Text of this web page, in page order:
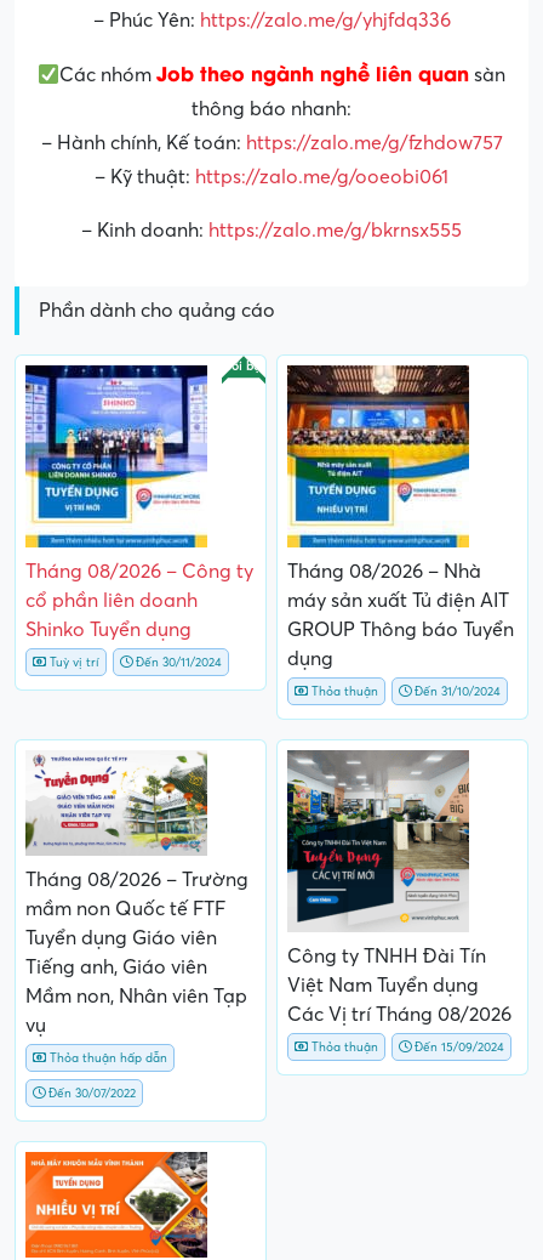
– Phúc Yên: https://zalo.me/g/yhjfdq336
Các nhómJob theo ngành nghề liên quan sàn
thông báo nhanh:
– Hành chính, Kế toán: https://zalo.me/g/fzhdow757
– Kỹ thuật: https://zalo.me/g/ooeobi061
– Kinh doanh: https://zalo.me/g/bkrnsx555
Phần dành cho quảng cáo
Nổi bật
Tháng 08/2026 – Công ty
cổ phần liên doanh
Shinko Tuyển dụng
Tuỳ vị trí Đến 30/11/2024
Tháng 08/2026 – Nhà
máy sản xuất Tủ điện AIT
GROUP Thông báo Tuyển
dụng
Thỏa thuận Đến 31/10/2024
Tháng 08/2026 – Trường
mầm non Quốc tế FTF
Tuyển dụng Giáo viên
Tiếng anh, Giáo viên
Mầm non, Nhân viên Tạp
vụ
Thỏa thuận hấp dẫn
Đến 30/07/2022
Công ty TNHH Đài Tín
Việt Nam Tuyển dụng
Các Vị trí Tháng 08/2026
Thỏa thuận Đến 15/09/2024